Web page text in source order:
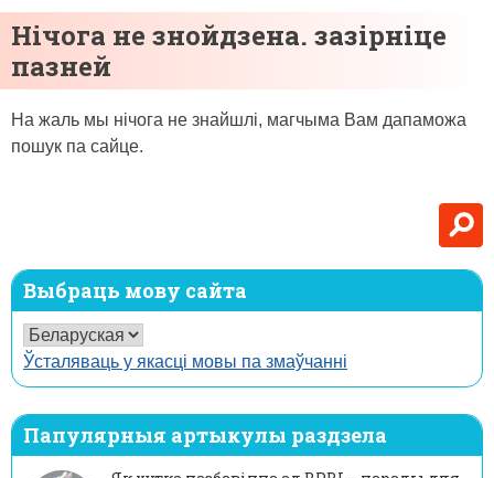
Нічога не знойдзена. зазірніце
пазней
На жаль мы нічога не знайшлі, магчыма Вам дапаможа
пошук па сайце.
Выбраць мову сайта
Ўсталяваць у якасці мовы па змаўчанні
Папулярныя артыкулы раздзела